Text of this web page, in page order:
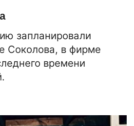
запланировали
Соколова, в фирме
времени